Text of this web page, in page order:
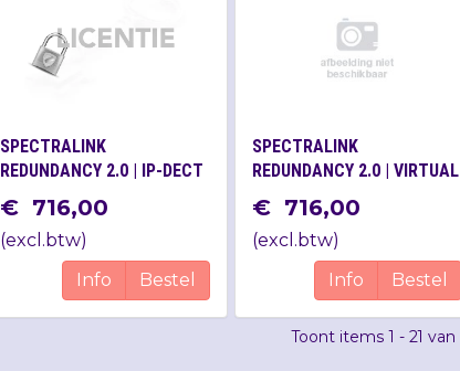
SPECTRALINK
REDUNDANCY 2.0 | IP-DECT
SERVER 6500
€ 716,00
(excl.btw)
Info
Bestel
SPECTRALINK
REDUNDANCY 2.0 | VIRTUAL
IP-DECT SERVER ONE
€ 716,00
(excl.btw)
Info
Bestel
Toont items 1 - 21 van